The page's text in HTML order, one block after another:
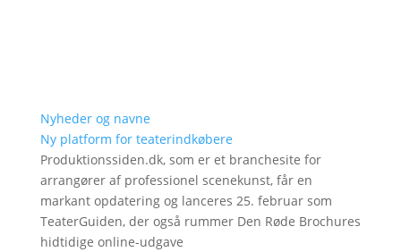
Nyheder og navne
Ny platform for teaterindkøbere
Produktionssiden.dk, som er et branchesite for
arrangører af professionel scenekunst, får en
markant opdatering og lanceres 25. februar som
TeaterGuiden, der også rummer Den Røde Brochures
hidtidige online-udgave